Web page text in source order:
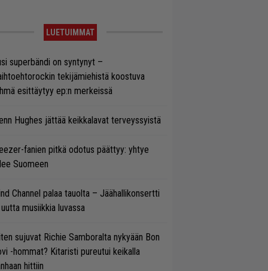
LUETUIMMAT
superbändi on syntynyt –
tekijämiehistä koostuva
esittäytyy ep:n merkeissä
Hughes jättää keikkalavat terveyssyistä
fanien pitkä odotus päättyy: yhtye
Suomeen
Channel palaa tauolta – Jäähallikonsertti
musiikkia luvassa
sujuvat Richie Samboralta nykyään Bon
-hommat? Kitaristi pureutui keikalla
hittiin